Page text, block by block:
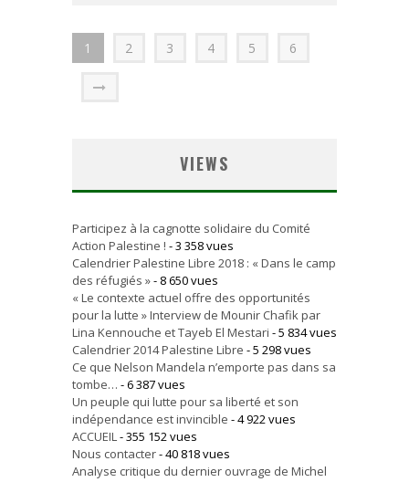
1 2 3 4 5 6
VIEWS
Participez à la cagnotte solidaire du Comité
Action Palestine ! - 3 358 vues
Calendrier Palestine Libre 2018 : « Dans le camp
des réfugiés »- 8 650 vues
« Le contexte actuel offre des opportunités
pour la lutte » Interview de Mounir Chafik par
Lina Kennouche et Tayeb El Mestari - 5 834 vues
Calendrier 2014 Palestine Libre - 5 298 vues
Ce que Nelson Mandela n’emporte pas dans sa
tombe… - 6 387 vues
Un peuple qui lutte pour sa liberté et son
indépendance est invincible - 4 922 vues
ACCUEIL- 355 152 vues
Nous contacter- 40 818 vues
Analyse critique du dernier ouvrage de Michel